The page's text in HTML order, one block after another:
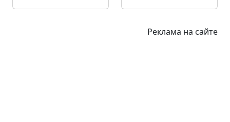
Реклама на сайте